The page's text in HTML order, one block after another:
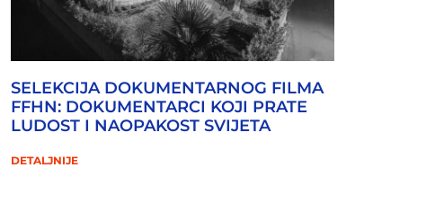
SELEKCIJA DOKUMENTARNOG FILMA
FFHN: DOKUMENTARCI KOJI PRATE
LUDOST I NAOPAKOST SVIJETA
DETALJNIJE